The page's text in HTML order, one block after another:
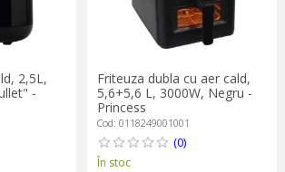
2,5L,
-
Friteuza dubla cu aer cald,
5,6+5,6 L, 3000W, Negru -
Princess
Cod: 0118249001001
(0)
În stoc